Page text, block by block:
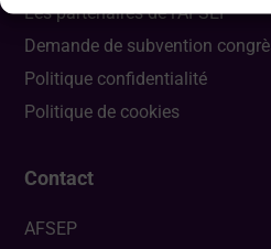
Les partenaires de l’AFSEP
Demande de subvention
Politique confidentialité
Politique de cookies
Contact
AFSEP